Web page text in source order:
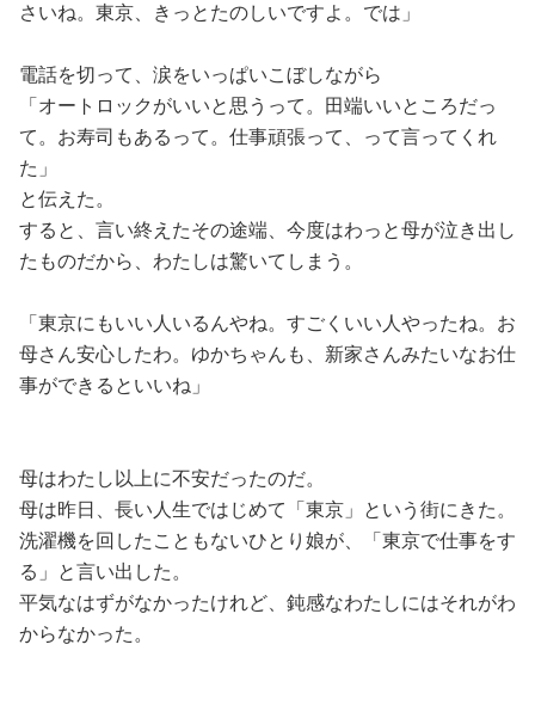
さいね。東京、きっとたのしいですよ。では」
電話を切って、涙をいっぱいこぼしながら
「オートロックがいいと思うって。田端いいところだっ
て。お寿司もあるって。仕事頑張って、って言ってくれ
た」
と伝えた。
すると、言い終えたその途端、今度はわっと母が泣き出し
たものだから、わたしは驚いてしまう。
「東京にもいい人いるんやね。すごくいい人やったね。お
母さん安心したわ。ゆかちゃんも、新家さんみたいなお仕
事ができるといいね」
母はわたし以上に不安だったのだ。
母は昨日、長い人生ではじめて「東京」という街にきた。
洗濯機を回したこともないひとり娘が、「東京で仕事をす
る」と言い出した。
平気なはずがなかったけれど、鈍感なわたしにはそれがわ
からなかった。